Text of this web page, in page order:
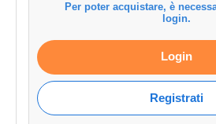
Per poter acquistare, è
login.
Login
Registrati